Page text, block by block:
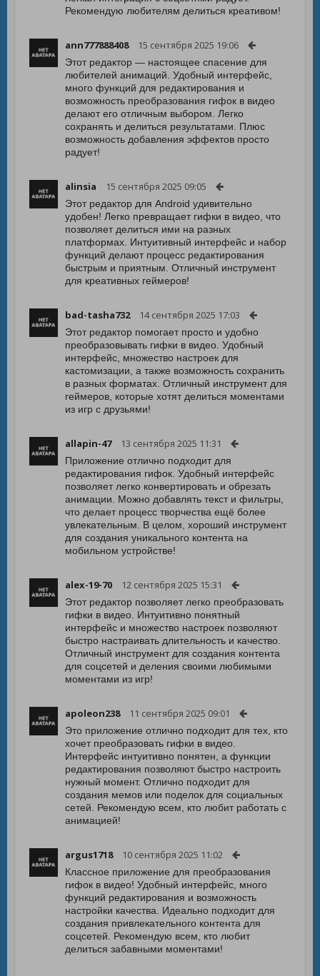
Рекомендую любителям делиться креативом!
ann777888408 15 сентября 2025 19:06
Этот редактор — настоящее спасение для
любителей анимаций. Удобный интерфейс,
много функций для редактирования и
возможность преобразования гифок в видео
делают его отличным выбором. Легко
сохранять и делиться результатами. Плюс
возможность добавления эффектов просто
радует!
alinsia 15 сентября 2025 09:05
Этот редактор для Android удивительно
удобен! Легко превращает гифки в видео, что
позволяет делиться ими на разных
платформах. Интуитивный интерфейс и набор
функций делают процесс редактирования
быстрым и приятным. Отличный инструмент
для креативных геймеров!
bad-tasha732 14 сентября 2025 17:03
Этот редактор помогает просто и удобно
преобразовывать гифки в видео. Удобный
интерфейс, множество настроек для
кастомизации, а также возможность сохранить
в разных форматах. Отличный инструмент для
геймеров, которые хотят делиться моментами
из игр с друзьями!
allapin-47 13 сентября 2025 11:31
Приложение отлично подходит для
редактирования гифок. Удобный интерфейс
позволяет легко конвертировать и обрезать
анимации. Можно добавлять текст и фильтры,
что делает процесс творчества ещё более
увлекательным. В целом, хороший инструмент
для создания уникального контента на
мобильном устройстве!
alex-19-70 12 сентября 2025 15:31
Этот редактор позволяет легко преобразовать
гифки в видео. Интуитивно понятный
интерфейс и множество настроек позволяют
быстро настраивать длительность и качество.
Отличный инструмент для создания контента
для соцсетей и деления своими любимыми
моментами из игр!
apoleon238 11 сентября 2025 09:01
Это приложение отлично подходит для тех, кто
хочет преобразовать гифки в видео.
Интерфейс интуитивно понятен, а функции
редактирования позволяют быстро настроить
нужный момент. Отлично подходит для
создания мемов или поделок для социальных
сетей. Рекомендую всем, кто любит работать с
анимацией!
argus1718 10 сентября 2025 11:02
Классное приложение для преобразования
гифок в видео! Удобный интерфейс, много
функций редактирования и возможность
настройки качества. Идеально подходит для
создания привлекательного контента для
соцсетей. Рекомендую всем, кто любит
делиться забавными моментами!